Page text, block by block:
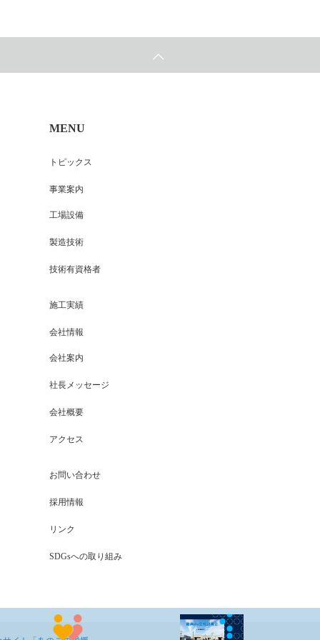
MENU
トピックス
事業案内
工場設備
製造技術
技術有資格者
施工実績
会社情報
会社案内
社長メッセージ
会社概要
アクセス
お問い合わせ
採用情報
リンク
SDGsへの取り組み